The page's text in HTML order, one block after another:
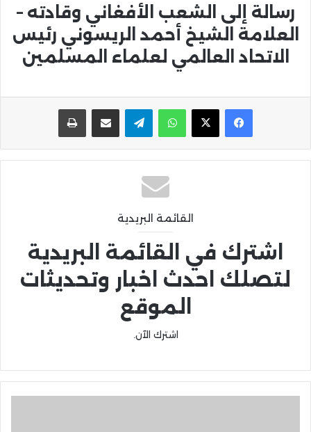
رسالة إلى الشعب الأفغاني وقادته –
العلامة الشيخ أحمد الريسوني رئيس
الاتحاد العالمي لعلماء المسلمين
واتساب تيلقرام مشاركة عبر البريد
القائمة البريدية
اشترك في القائمة البريدية
لتصلك احدث اخبار وتحديثات
الموقع
اشترك الآن.